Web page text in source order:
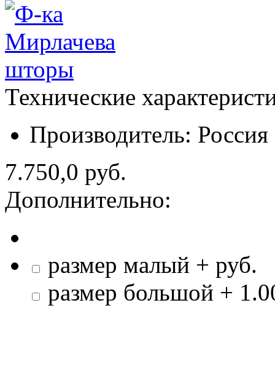
Технические
Производитель: Россия
7.750,0 руб.
Дополнительно:
размер малый + руб.
размер большой +